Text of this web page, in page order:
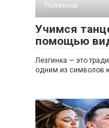
Полезное
Учимся
помощью
Лезгинка — это
одним из символов